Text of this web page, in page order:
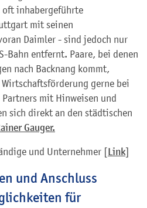
inhabergeführte
mit seinen
Daimler - sind jedoch nur
Bahn entfernt. Paare, bei denen
nach Backnang kommt,
gerne bei
mit Hinweisen und
sich direkt an den städtischen
Gauger.
und Unternehmer [Link]
und Anschluss
für